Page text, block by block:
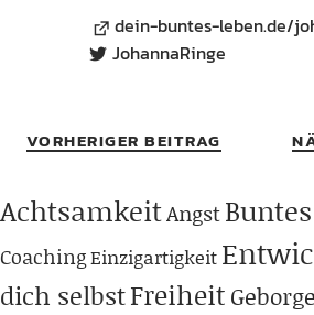
dein-buntes-leben.de/
JohannaRinge
VORHERIGER BEITRAG
AchtsamkeitAngst
CoachingEinzigartigkeit
dich selbstFreiheit